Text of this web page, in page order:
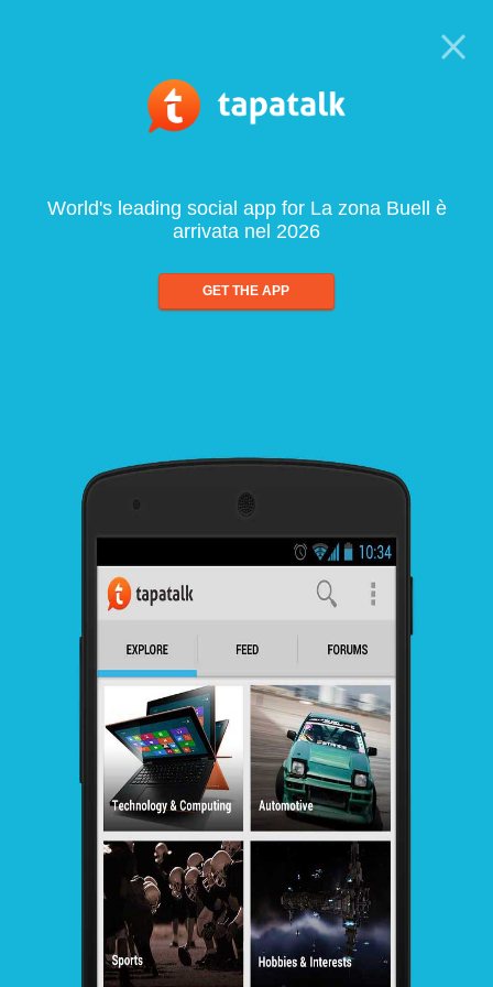
World's leading social app for La zona Buell è
arrivata nel 2026
GET THE APP